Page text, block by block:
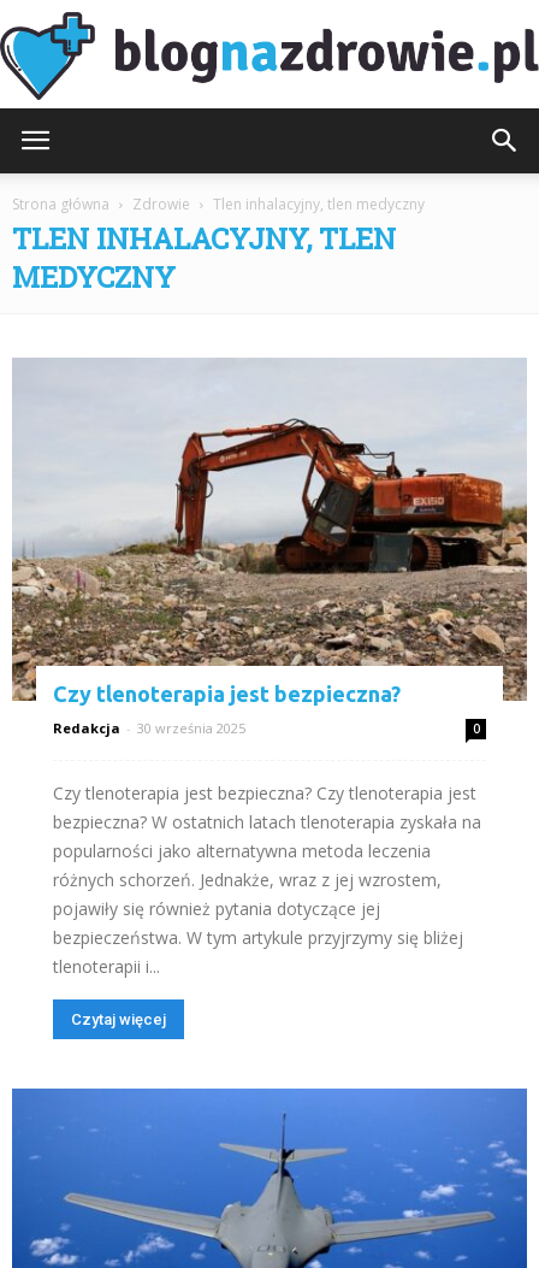
Strona główna Zdrowie Tlen inhalacyjny, tlen medyczny
TLEN INHALACYJNY, TLEN
MEDYCZNY
Czy tlenoterapia jest bezpieczna?
Redakcja - 30 września 2025 0
Czy tlenoterapia jest bezpieczna? Czy tlenoterapia jest
bezpieczna? W ostatnich latach tlenoterapia zyskała na
popularności jako alternatywna metoda leczenia
różnych schorzeń. Jednakże, wraz z jej wzrostem,
pojawiły się również pytania dotyczące jej
bezpieczeństwa. W tym artykule przyjrzymy się bliżej
tlenoterapii i...
Czytaj więcej